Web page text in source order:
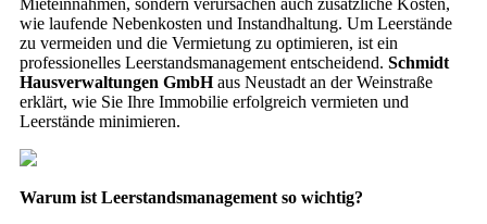
Mieteinnahmen, sondern verursachen auch zusätzliche Kosten,
wie laufende Nebenkosten und Instandhaltung. Um Leerstände
zu vermeiden und die Vermietung zu optimieren, ist ein
professionelles Leerstandsmanagement entscheidend. Schmidt
Hausverwaltungen GmbHaus Neustadt an der Weinstraße
erklärt, wie Sie Ihre Immobilie erfolgreich vermieten und
Leerstände minimieren.
Warum ist Leerstandsmanagement so wichtig?